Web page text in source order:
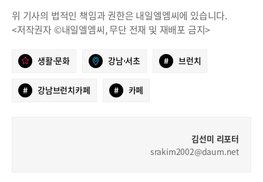
위 기사의 법적인 책임과 권한은 내일엘엠씨에 있습니다.
<저작권자 ©내일엘엠씨, 무단 전재 및 재배포 금지>
생활·문화 강남·서초 # 브런치
# 강남브런치카페 # 카페
김선미 리포터
srakim2002@daum.net